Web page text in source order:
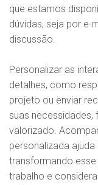
que estamos
dúvidas, seja por e-
discussão.
Personalizar as
detalhes, como
projeto ou enviar
suas
valorizado.
personalizada
transformando
trabalho e